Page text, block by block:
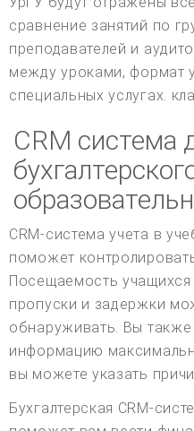
сравнение занятий по
преподавателей и
между уроками, формат
специальных услугах.
CRM система
CRM-система учета в
поможет
Посещаемость
пропуски и задержки
обнаруживать. Вы
информацию
вы можете указать
Бухгалтерская CRM-